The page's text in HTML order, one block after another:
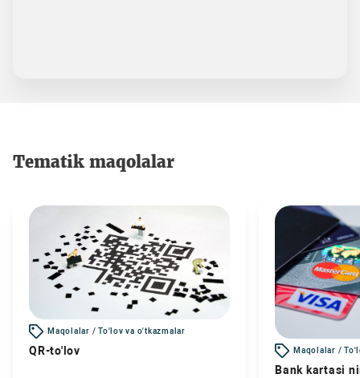
Tematik maqolalar
Maqolalar / To'lov va o'tkazmalar
QR-to'lov Maqolalar /
Bank kartasi